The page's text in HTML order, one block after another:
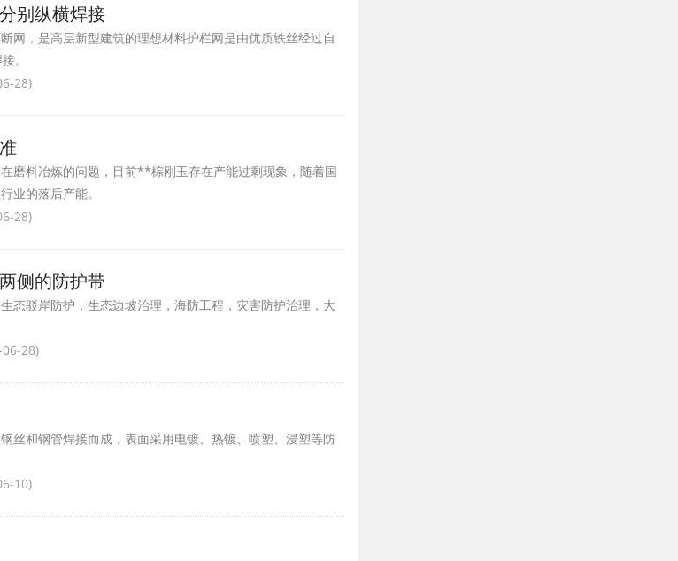
别纵横焊接
网，是高层新型建筑的理想材料护栏网是由优质铁丝经过自
。
28)
磨料冶炼的问题，目前**棕刚玉存在产能过剩现象，随着国
业的落后产能。
28)
侧的防护带
态驳岸防护，生态边坡治理，海防工程，灾害防护治理，大
28)
丝和钢管焊接而成，表面采用电镀、热镀、喷塑、浸塑等防
10)